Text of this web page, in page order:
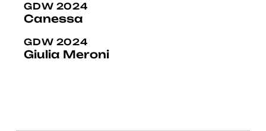
GDW 2024
Canessa
GDW 2024
Giulia Meroni